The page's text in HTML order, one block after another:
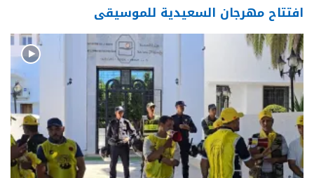
افتتاح مهرجان السعيدية للموسيقى